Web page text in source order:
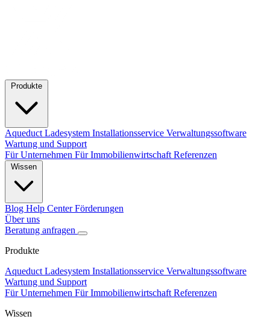
Aqueduct Ladesystem Installationsservice Verwaltungssoftware
Wartung und Support
Für Unternehmen Für Immobilienwirtschaft Referenzen
Blog Help CenterFörderungen
Über uns
Beratung anfragen
Produkte
Aqueduct Ladesystem Installationsservice Verwaltungssoftware
Wartung und Support
Für Unternehmen Für Immobilienwirtschaft Referenzen
Wissen